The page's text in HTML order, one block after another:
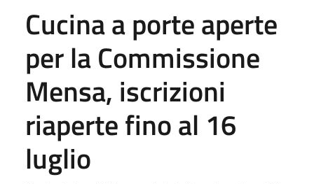
Cucina a porte aperte
per la Commissione
Mensa, iscrizioni
riaperte fino al 16
luglio